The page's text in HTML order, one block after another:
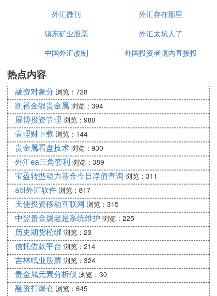
外汇微刊
外汇存在那里
镇东矿业股票
外汇太坑人了
中国外汇改制
外国投资者境内直接投
热点内容
融资对象分 浏览：728
凯裕金银贵金属 浏览：394
展博投资管理 浏览：980
壹理财下载 浏览：144
贵金属看盘技术 浏览：930
外汇ea三角套利 浏览：389
宝盈转型动力基金今日净值查询 浏览：311
abl外汇软件 浏览：817
天使投资移动互联网 浏览：315
中翌贵金属老是系统维护 浏览：225
历史期货松绑 浏览：23
信托借款平台 浏览：214
吉林纸业股票 浏览：324
贵金属元素分析仪 浏览：30
融资打爆仓 浏览：645